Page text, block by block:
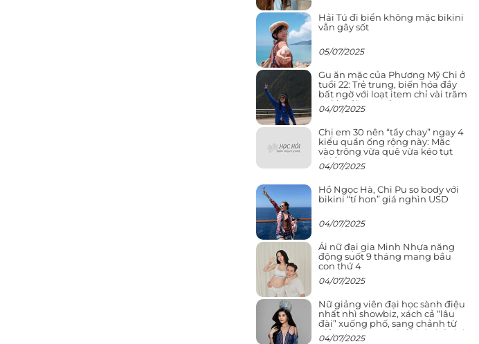
Hải Tú đi biển không mặc bikini
vẫn gây sốt
05/07/2025
Gu ăn mặc của Phương Mỹ Chi ở
tuổi 22: Trẻ trung, biến hóa đầy
bất ngờ với loạt item chỉ vài trăm
nghìn đã mua được
04/07/2025
Chị em 30 nên “tẩy chay” ngay 4
kiểu quần ống rộng này: Mặc
vào trông vừa quê vừa kéo tụt
chiều cao
04/07/2025
Hồ Ngọc Hà, Chi Pu so body với
bikini “tí hon” giá nghìn USD
04/07/2025
Ái nữ đại gia Minh Nhựa năng
động suốt 9 tháng mang bầu
con thứ 4
04/07/2025
Nữ giảng viên đại học sành điệu
nhất nhì showbiz, xách cả “lâu
đài” xuống phố, sang chảnh từ
giảng đường ra phố khó ai đọ lại
04/07/2025